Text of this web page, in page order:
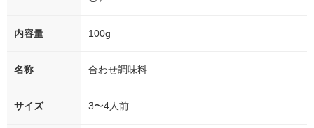
内容量 100g
名称 合わせ調味料
サイズ 3〜4人前